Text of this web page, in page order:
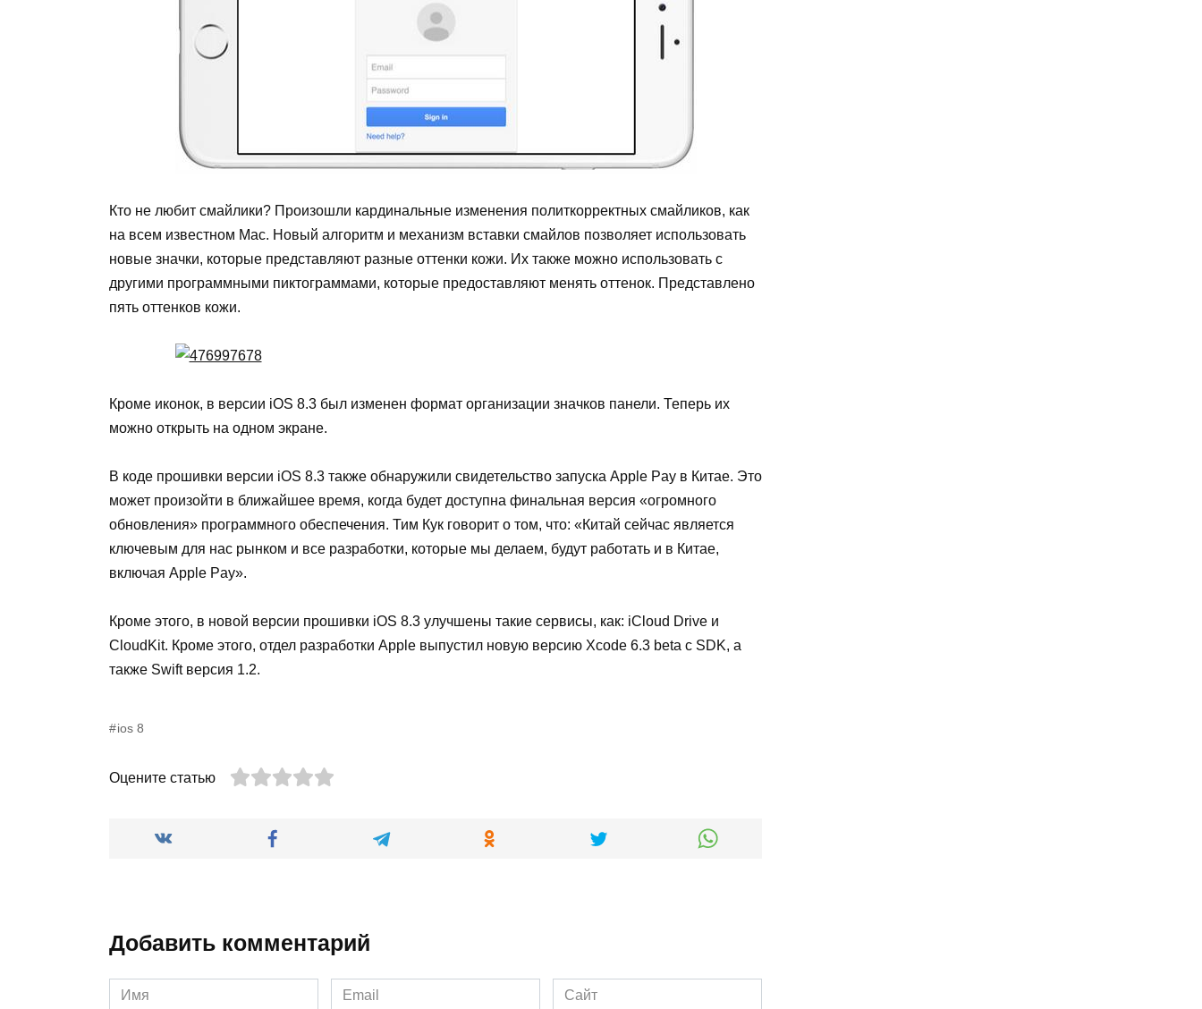
Кто не любит смайлики? Произошли кардинальные изменения политкорректных смайликов, как
на всем известном Mac. Новый алгоритм и механизм вставки смайлов позволяет использовать
новые значки, которые представляют разные оттенки кожи. Их также можно использовать с
другими программными пиктограммами, которые предоставляют менять оттенок. Представлено
пять оттенков кожи.
Кроме иконок, в версии iOS 8.3 был изменен формат организации значков панели. Теперь их
можно открыть на одном экране.
В коде прошивки версии iOS 8.3 также обнаружили свидетельство запуска Apple Pay в Китае. Это
может произойти в ближайшее время, когда будет доступна финальная версия «огромного
обновления» программного обеспечения. Тим Кук говорит о том, что: «Китай сейчас является
ключевым для нас рынком и все разработки, которые мы делаем, будут работать и в Китае,
включая Apple Pay».
Кроме этого, в новой версии прошивки iOS 8.3 улучшены такие сервисы, как: iCloud Drive и
CloudKit. Кроме этого, отдел разработки Apple выпустил новую версию Xcode 6.3 beta с SDK, а
также Swiftверсия 1.2.
ios 8
Оцените статью
Добавить комментарий
Имя
Email
Сайт